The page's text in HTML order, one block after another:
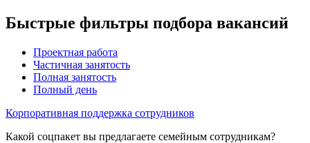
Быстрые фильтры подбора вакансий
Проектная работа
Частичная занятость
Полная занятость
Полный день
Корпоративная поддержка сотрудников
Какой соцпакет вы предлагаете семейным сотрудникам?